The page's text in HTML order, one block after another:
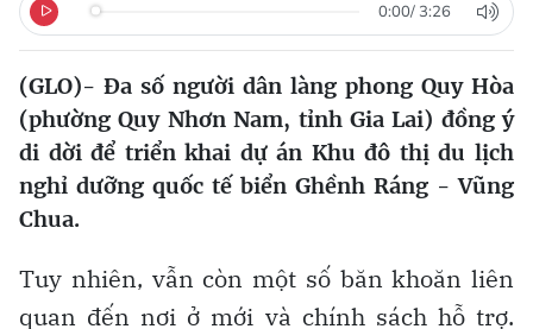
0:00/ 3:26
(GLO)- Đa số người dân làng phong Quy Hòa
(phường Quy Nhơn Nam, tỉnh Gia Lai) đồng ý
di dời để triển khai dự án Khu đô thị du lịch
nghỉ dưỡng quốc tế biển Ghềnh Ráng - Vũng
Chua.
Tuy nhiên, vẫn còn một số băn khoăn liên
quan đến nơi ở mới và chính sách hỗ trợ.